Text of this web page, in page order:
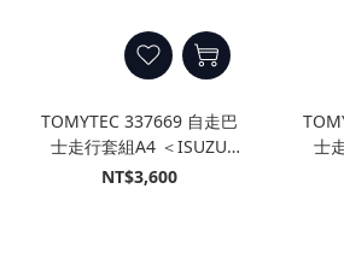
TOMYTEC 337669 自走巴
士走行套組A4 ＜ISUZU
ERGA 東京都交通局仕樣＞
NT$3,600
士